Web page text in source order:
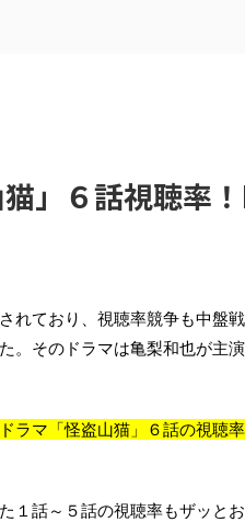
猫」６話視聴率
れており、視聴率競争も中盤
。そのドラマは亀梨和也が主
ラマ「怪盗山猫」６話の視聴
１話～５話の視聴率もザッと